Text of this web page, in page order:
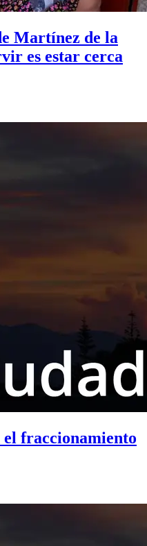
Martínez de la
es estar cerca
el fraccionamiento